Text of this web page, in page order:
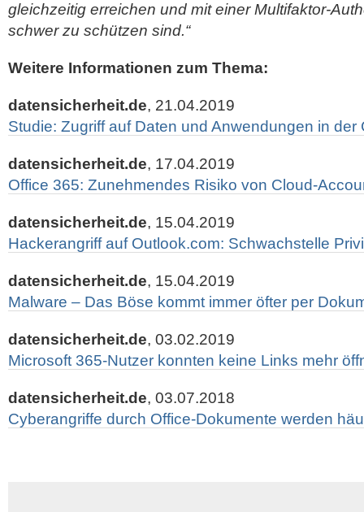
gleichzeitig erreichen und mit einer Multifaktor-
schwer zu schützen sind.“
Weitere Informationen zum Thema:
datensicherheit.de, 21.04.2019
Studie: Zugriff auf Daten und Anwendungen in der
datensicherheit.de, 17.04.2019
Office 365: Zunehmendes Risiko von Cloud-
datensicherheit.de, 15.04.2019
Hackerangriff auf Outlook.com: Schwachstelle
datensicherheit.de, 15.04.2019
Malware – Das Böse kommt immer öfter per
datensicherheit.de, 03.02.2019
Microsoft 365-Nutzer konnten keine Links mehr
datensicherheit.de, 03.07.2018
Cyberangriffe durch Office-Dokumente werden